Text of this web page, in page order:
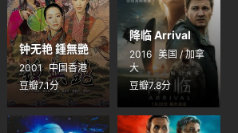
钟无艳 鍾無艷
2001 中国香港
豆瓣7.1分
降临 Arrival
2016 美国 / 加拿
大
豆瓣7.8分